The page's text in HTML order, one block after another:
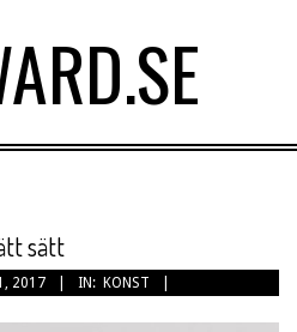
sätt
2017 IN: KONST